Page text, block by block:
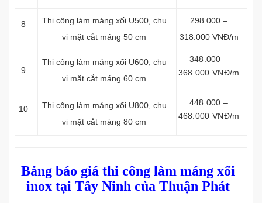
8 Thi công làm máng xối U500, chu
vi mặt cắt máng 50 cm
298.000 –
318.000 VNĐ/m
9
Thi công làm máng xối U600, chu
vi mặt cắt máng 60 cm
348.000 –
368.000 VNĐ/m
10 Thi công làm máng xối U800, chu
vi mặt cắt máng 80 cm
448.000 –
468.000 VNĐ/m
Bảng báo giá thi công làm máng xối
inox tại Tây Ninh của Thuận Phát